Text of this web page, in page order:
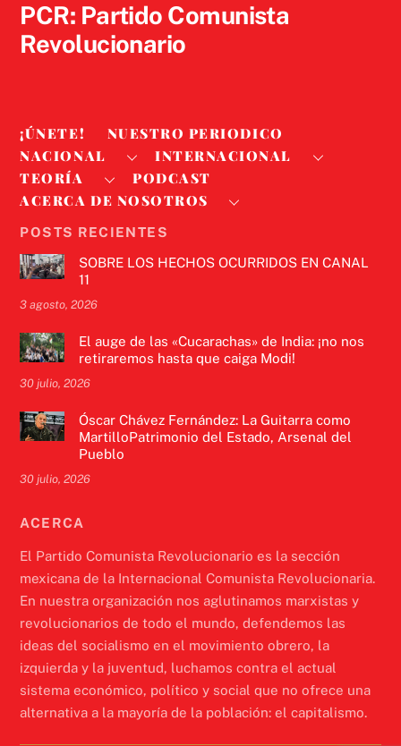
PCR: Partido Comunista
Revolucionario
¡ÚNETE!
NUESTRO PERIODICO
NACIONAL
INTERNACIONAL
TEORÍA
PODCAST
ACERCA DE NOSOTROS
POSTS RECIENTES
SOBRE LOS HECHOS OCURRIDOS EN CANAL
11
3 agosto, 2026
El auge de las «Cucarachas» de India: ¡no nos
retiraremos hasta que caiga Modi!
30 julio, 2026
Óscar Chávez Fernández: La Guitarra como
MartilloPatrimonio del Estado, Arsenal del
Pueblo
30 julio, 2026
ACERCA
El Partido Comunista Revolucionario es la sección
mexicana de la Internacional Comunista Revolucionaria.
En nuestra organización nos aglutinamos marxistas y
revolucionarios de todo el mundo, defendemos las
ideas del socialismo en el movimiento obrero, la
izquierda y la juventud, luchamos contra el actual
sistema económico, político y social que no ofrece una
alternativa a la mayoría de la población: el capitalismo.